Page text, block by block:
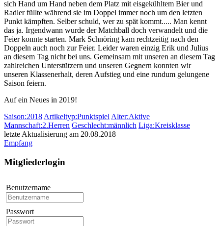
sich Hand um Hand neben dem Platz mit eisgekühltem Bier und
Radler füllte während sie im Doppel immer noch um den letzten
Punkt kämpften. Selber schuld, wer zu spät kommt..... Man kennt
das ja. Irgendwann wurde der Matchball doch verwandelt und die
Feier konnte starten. Mark Schnöring kam rechtzeitig nach den
Doppeln auch noch zur Feier. Leider waren einzig Erik und Julius
an diesem Tag nicht bei uns. Gemeinsam mit unseren an diesem Tag
zahlreichen Unterstützern und unseren Gegnern konnten wir
unseren Klassenerhalt, deren Aufstieg und eine rundum gelungene
Saison feiern.
Auf ein Neues in 2019!
Saison:2018 Artikeltyp:Punktspiel Alter:Aktive
Mannschaft:2.Herren Geschlecht:männlich Liga:Kreisklasse
letzte Aktualisierung am 20.08.2018
Empfang
Mitgliederlogin
Benutzername
Passwort